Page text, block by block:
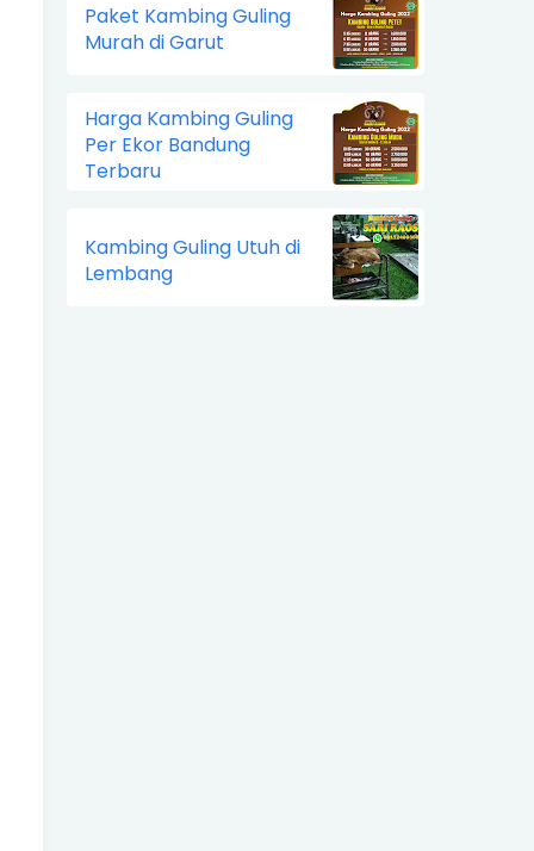
Paket Kambing Guling
Murah di Garut
Harga Kambing Guling
Per Ekor Bandung
Terbaru
Kambing Guling Utuh di
Lembang